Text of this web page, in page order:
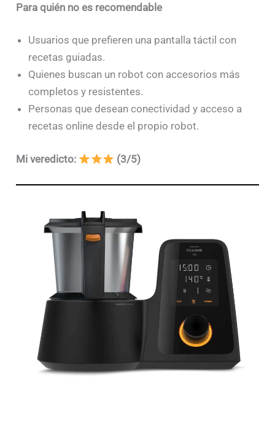
Para quién no es recomendable
Usuarios que prefieren una pantalla táctil con
recetas guiadas.
Quienes buscan un robot con accesorios más
completos y resistentes.
Personas que desean conectividad y acceso a
recetas online desde el propio robot.
Mi veredicto: (3/5)